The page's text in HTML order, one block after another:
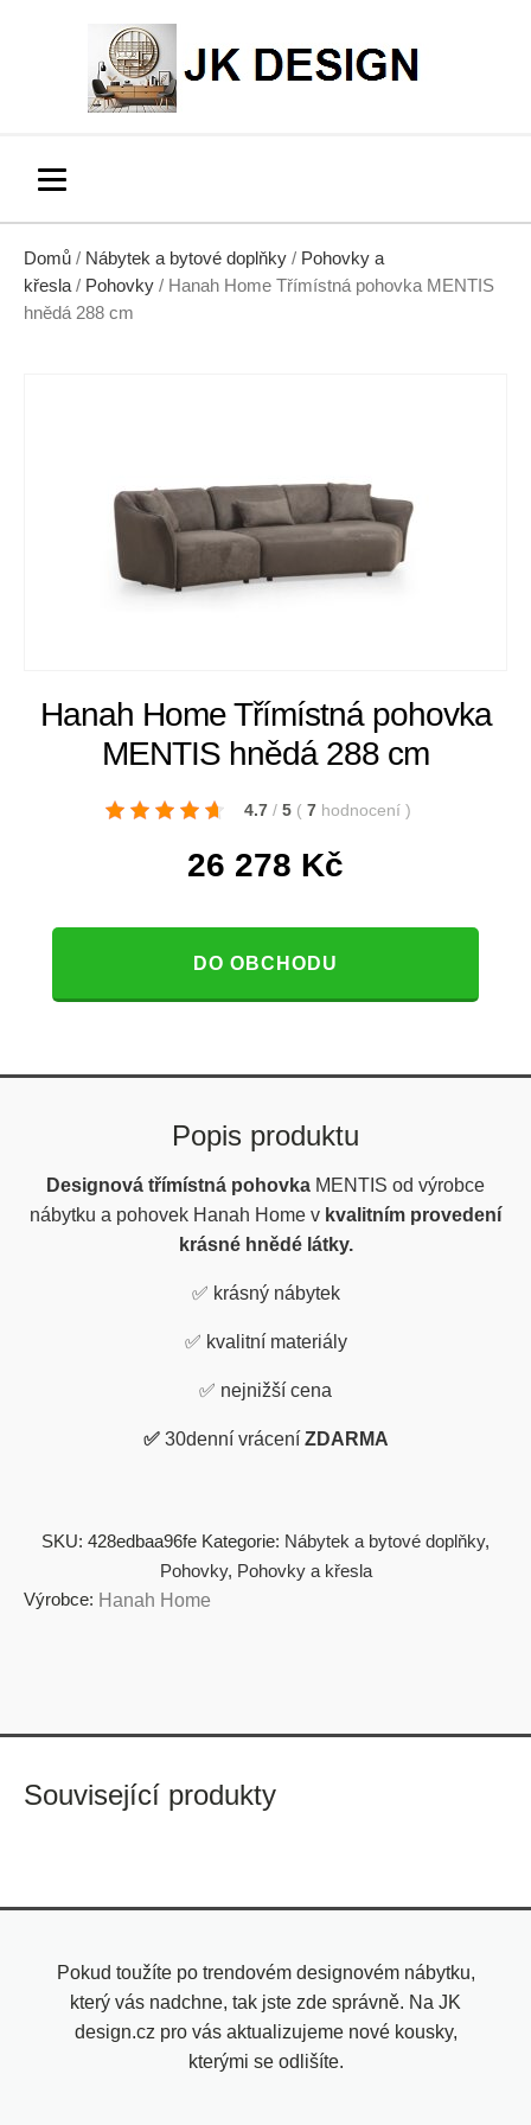
Domů / Nábytek a bytové doplňky / Pohovky a
křesla / Pohovky / Hanah Home Třímístná pohovka MENTIS
hnědá 288 cm
Hanah Home Třímístná pohovka
MENTIS hnědá 288 cm
4.7 / 5 ( 7 hodnocení )
26 278 Kč
DO OBCHODU
Popis produktu
Designová třímístná pohovka MENTIS od výrobce
nábytku a pohovek Hanah Home v kvalitním provedení
krásné hnědé látky.
✅ krásný nábytek
✅ kvalitní materiály
✅ nejnižší cena
✅ 30denní vrácení ZDARMA
SKU: 428edbaa96fe Kategorie: Nábytek a bytové doplňky,
Pohovky, Pohovky a křesla
Výrobce: Hanah Home
Související produkty
Pokud toužíte po trendovém designovém nábytku,
který vás nadchne, tak jste zde správně. Na JK
design.cz pro vás aktualizujeme nové kousky,
kterými se odlišíte.